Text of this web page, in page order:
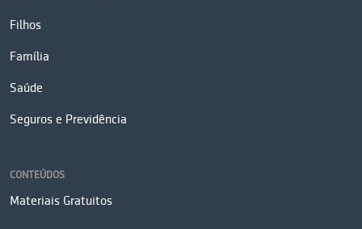
Filhos
Família
Saúde
Seguros e Previdência
CONTEÚDOS
Materiais Gratuitos